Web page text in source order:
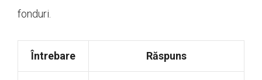
fonduri.
Întrebare Răspuns